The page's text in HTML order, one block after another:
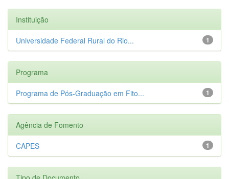
Instituição
1
Universidade Federal Rural do Rio...
Programa
1
Programa de Pós-Graduação em Fito...
Agência de Fomento
1
CAPES